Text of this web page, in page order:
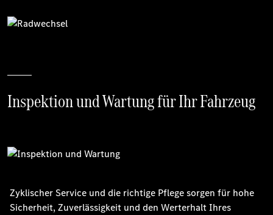
Inspektion und Wartung für Ihr Fahrzeug
Zyklischer Service und die richtige Pflege sorgen für hohe
Sicherheit, Zuverlässigkeit und den Werterhalt Ihres